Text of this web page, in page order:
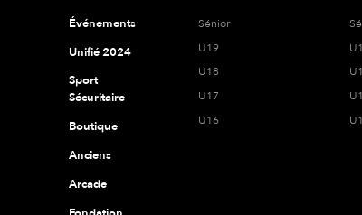
Événements
Unifié 2024
Sport
Sécuritaire
Boutique
Anciens
Arcade
Sénior
U19
U18
U17
U16